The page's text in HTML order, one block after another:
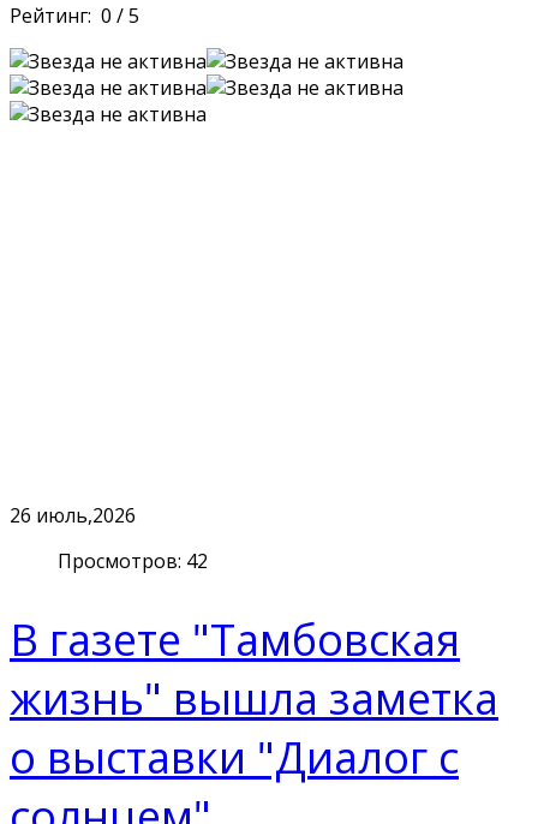
Рейтинг: 0 /5
26 июль,2026
Просмотров: 42
В газете "Тамбовская
жизнь" вышла заметка
о выставки "Диалог с